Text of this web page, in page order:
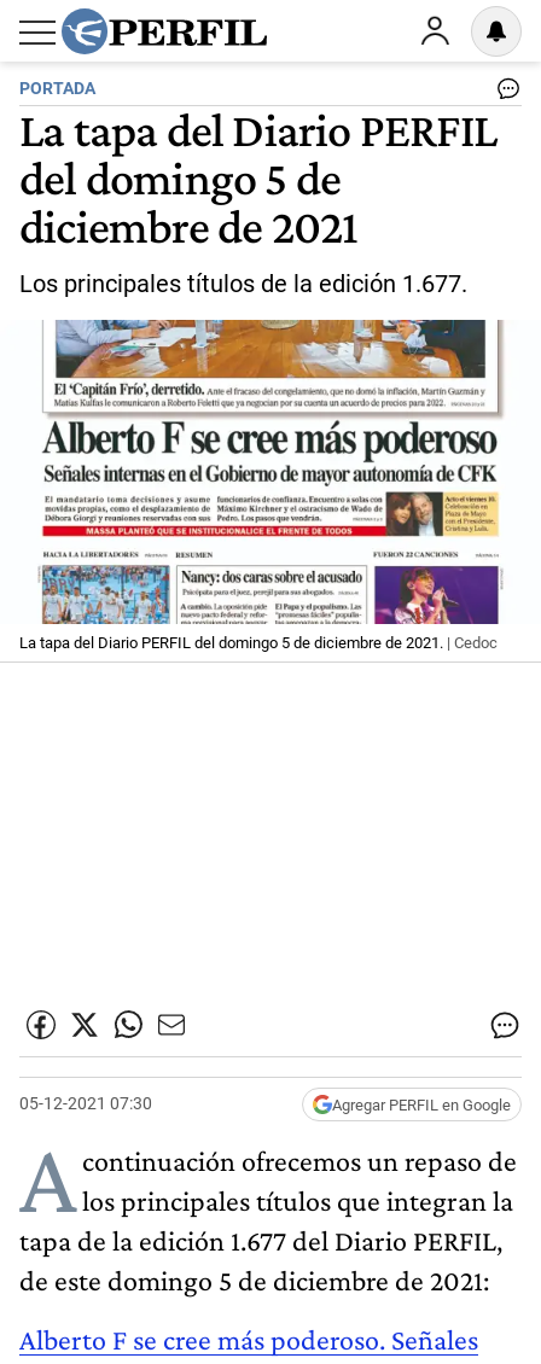
PORTADA
La tapa del Diario PERFIL
del domingo 5 de
diciembre de 2021
Los principales títulos de la edición 1.677.
La tapa del Diario PERFIL del domingo 5 de diciembre de 2021. | Cedoc
05-12-2021 07:30 Agregar PERFIL en Google
Acontinuación ofrecemos un repaso de
los principales títulos que integran la
tapa de la edición 1.677 del Diario PERFIL,
de este domingo 5 de diciembre de 2021:
Alberto F se cree más poderoso. Señales